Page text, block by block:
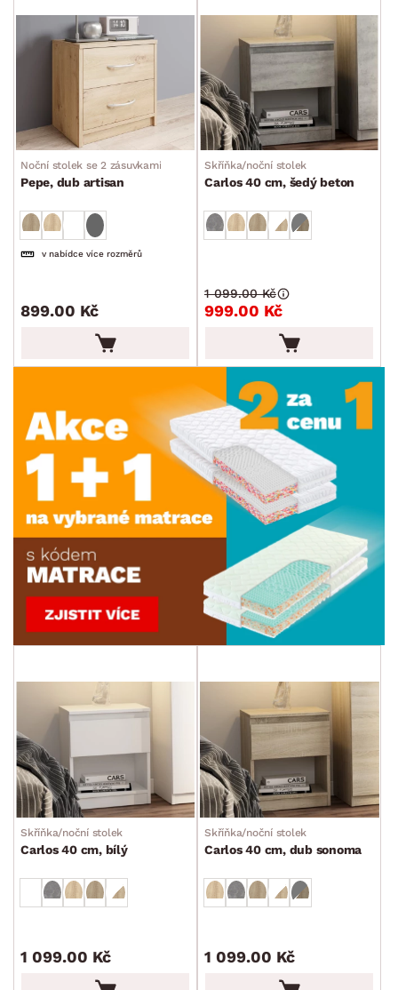
Noční stolek se 2 zásuvkami
Pepe, dub artisan
v nabídce více rozměrů
899.00 Kč
Skříňka/noční stolek
Carlos 40 cm, šedý beton
999.00 Kč
1 099.00 Kč
Skříňka/noční stolek
Carlos 40 cm, bílý
1 099.00 Kč
Skříňka/noční stolek
Carlos 40 cm, dub sonoma
1 099.00 Kč